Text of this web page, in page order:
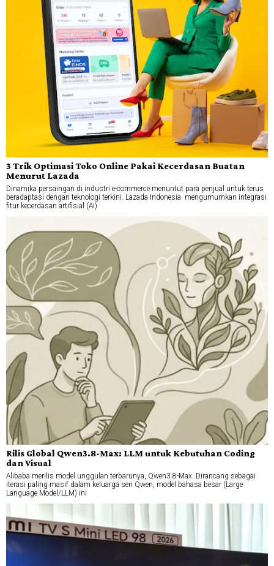
3 Trik Optimasi Toko Online Pakai Kecerdasan Buatan
Menurut Lazada
Dinamika persaingan di industri e-commerce menuntut para penjual untuk terus
beradaptasi dengan teknologi terkini. Lazada Indonesia mengumumkan integrasi
fitur kecerdasan artifisial (AI)
Rilis Global Qwen3.8-Max: LLM untuk Kebutuhan Coding
dan Visual
Alibaba merilis model unggulan terbarunya, Qwen3.8-Max. Dirancang sebagai
iterasi paling masif dalam keluarga seri Qwen, model bahasa besar (Large
Language Model/LLM) ini